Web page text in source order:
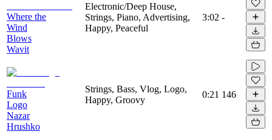
Where the
Wind
Blows
Wavit
Electronic/Deep House,
Strings, Piano, Advertising,
Happy, Peaceful
3:02 -
Funk
Logo
Nazar
Hrushko
Strings, Bass, Vlog, Logo,
Happy, Groovy
0:21 146